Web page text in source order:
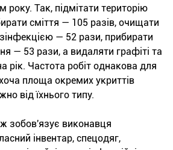
року. Так, підмітати територію
сміття — 105 разів, очищати
— 52 рази, прибирати
— 53 рази, а видаляти графіті та
рік. Частота робіт однакова для
площа окремих укриттів
від їхнього типу.
зобов'язує виконавця
інвентар, спецодяг,